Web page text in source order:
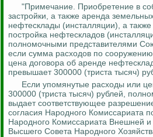
"Примечание. Приобретение в
застройки, а также аренда
нефтесклады (инсталляции), а
постройка нефтескладов
полномочными представителями
если сумма расходов по
цена договора об аренде
превышает 300000 (триста тысяч)
Если упомянутые расходы или
300000 (триста тысяч) рублей,
выдает соответствующее
согласия Народного Комиссариата
Народного Комиссариата Внешней и
Высшего Совета Народного